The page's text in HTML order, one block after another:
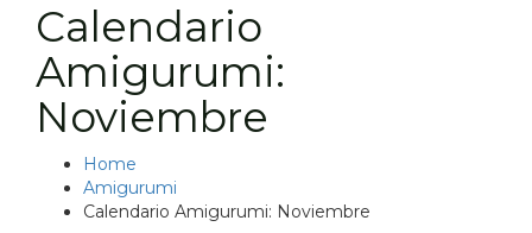
Calendario
Amigurumi:
Noviembre
Home
Amigurumi
Calendario Amigurumi: Noviembre